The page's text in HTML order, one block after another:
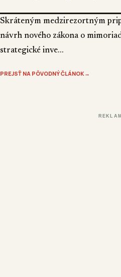
Skráteným medzirezortným
návrh nového zákona o
strategické inve...
PREJSŤ NA PÔVODNÝ ČLÁNOK →